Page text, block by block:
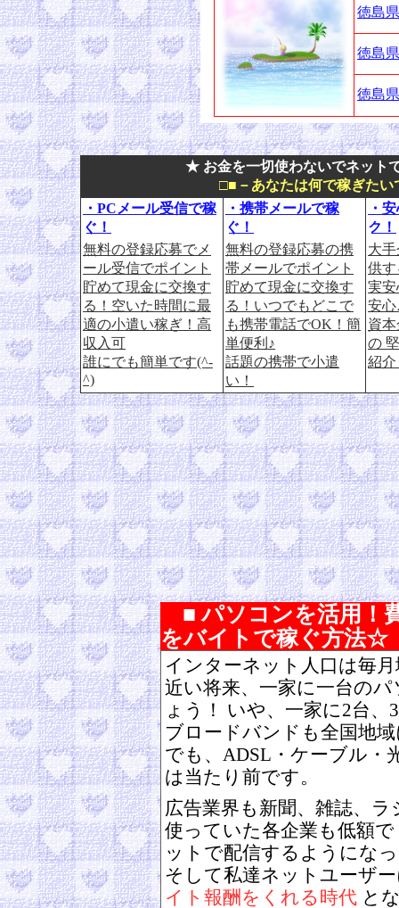
徳島
徳島
徳島
★ お金を一切使わないでネット
□■－あなたは何で稼ぎた
・PCメール受信で稼
ぐ！
無料の登録応募でメ
ール受信でポイント
貯めて現金に交換す
る！空いた時間に最
適の小遣い稼ぎ！高
収入可
誰にでも簡単です(^-
^)
・携帯メールで稼
ぐ！
無料の登録応募の携
帯メールでポイント
貯めて現金に交換す
る！いつでもどこで
も携帯電話でOK！簡
単便利♪
話題の携帯で小遣
い！
・
ク！
大
供
実
安心
資
の
紹介
■ パソコンを活用！
をバイトで稼ぐ方法☆
インターネット人口は毎
近い将来、一家に一台の
ょう！ いや、一家に2台
ブロードバンドも全国地
でも、ADSL・ケーブル・
は当たり前です。
広告業界も新聞、雑誌、
使っていた各企業も低額
ットで配信するようにな
そして私達ネットユーザ
イト報酬をくれる時代 と